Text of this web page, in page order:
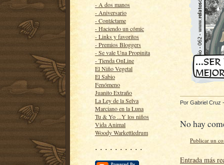
- A dos manos
- Aniversario
- Contáctame
- Haciendo un cómic
- Links y favoritos
- Premios Bloggers
- Se vale Una Propinita
- Tienda OnLine
El Niño Vegetal
El Sabio
Fenómeno
Juanito Extraño
La Ley de la Selva
Marciano en la Luna
Tu & Yo ...Y los niños
Vida Animal
Woody Warkettledrum
· · · · · · · · · ·
Por Gabriel Cruz
No hay
Publicar un
Entrada más